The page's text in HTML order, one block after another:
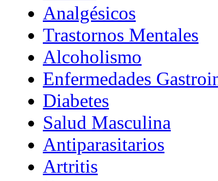
Analgésicos
Trastornos Mentales
Alcoholismo
Enfermedades
Diabetes
Salud Masculina
Antiparasitarios
Artritis